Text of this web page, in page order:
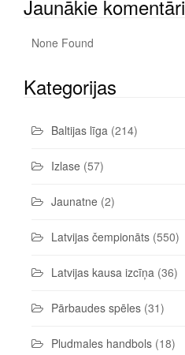
Jaunākie komentāri
None Found
Kategorijas
Baltijas līga (214)
Izlase (57)
Jaunatne (2)
Latvijas čempionāts (550)
Latvijas kausa izcīņa (36)
Pārbaudes spēles (31)
Pludmales handbols (18)